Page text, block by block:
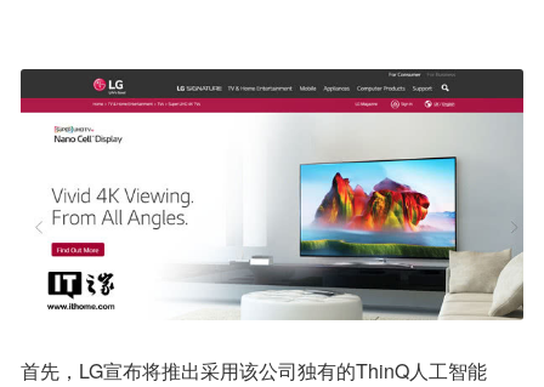
首先，LG宣布将推出采用该公司独有的ThinQ人工智能